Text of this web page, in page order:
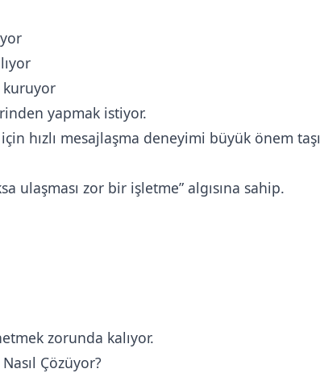
kuruyor
yapmak istiyor.
hızlı mesajlaşma deneyimi büyük önem
ulaşması zor bir işletme” algısına sahip.
zorunda kalıyor.
Çözüyor?